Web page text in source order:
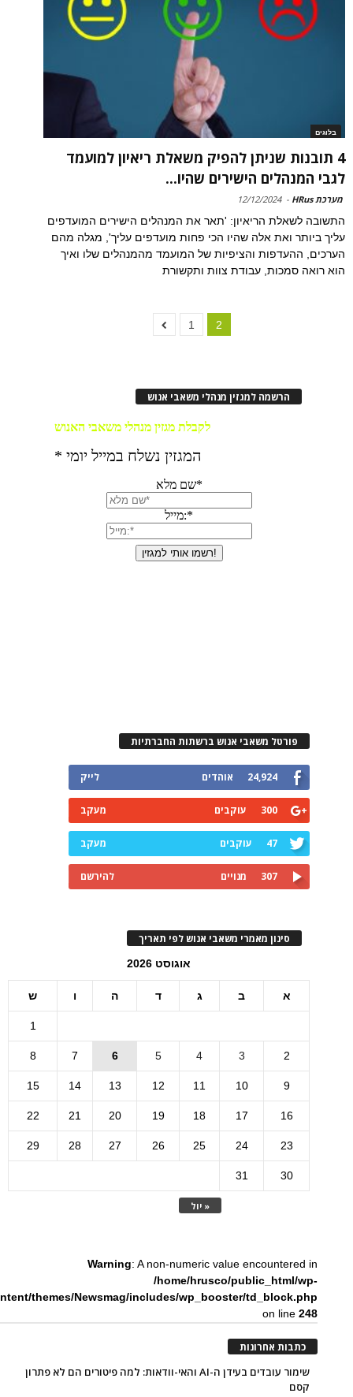
בלוגים
4 תובנות שניתן להפיק משאלת ריאיון למועמד
לגבי המנהלים הישירים שהיו...
מערכת HRus -
12/12/2024
התשובה לשאלת הריאיון: 'תאר את המנהלים הישירים המועדפים
עליך ביותר ואת אלה שהיו הכי פחות מועדפים עליך', מגלה מהם
הערכים, ההעדפות והציפיות של המועמד מהמנהלים שלו ואיך
הוא רואה סמכות, עבודת צוות ותקשורת
1 2
הרשמה למגזין מנהלי משאבי אנוש
פורטל משאבי אנוש ברשתות החברתיות
24,924 אוהדים לייק
300 עוקבים מעקב
47 עוקבים מעקב
307 מנויים להירשם
סינון מאמרי משאבי אנוש לפי תאריך
אוגוסט 2026
א ב ג ד ה ו ש
« יול
1
2
3
4
5
6
7
8
9
10
11
12
13
14
15
16
17
18
19
20
21
22
23
24
25
26
27
28
29
30
31
Warning: A non-numeric value encountered in
/home/hrusco/public_html/wp-
themes/Newsmag/includes/wp_booster/td_block.php
on line248
כתבות אחרונות
שימור עובדים בעידן ה-AI והאי-וודאות: למה פיטורים הם לא פתרון
קסם